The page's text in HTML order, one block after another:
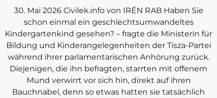
30. Mai 2026 Civilek.info von IRÉN RAB Haben Sie
schon einmal ein geschlechtsumwandeltes
Kindergartenkind gesehen? – fragte die Ministerin für
Bildung und Kinderangelegenheiten der Tisza-Partei
während ihrer parlamentarischen Anhörung zurück.
Diejenigen, die ihn befragten, starrten mit offenem
Mund verwirrt vor sich hin, direkt auf ihren
Bauchnabel, denn so etwas hatten sie tatsächlich